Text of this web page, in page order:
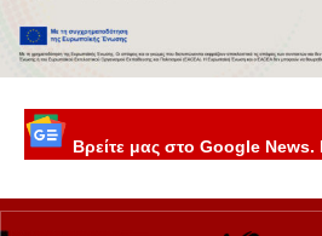
Βρείτε μας στο Google